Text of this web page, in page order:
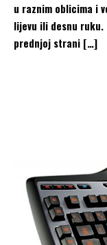
u raznim oblicima i
lijevu ili desnu ruku.
prednjoj strani […]